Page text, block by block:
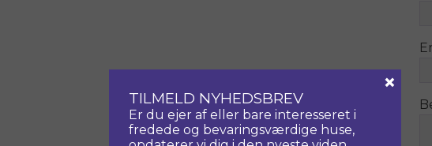
TILMELD NYHEDSBREV
Er du ejer af eller bare interesseret i
fredede og bevaringsværdige huse,
×